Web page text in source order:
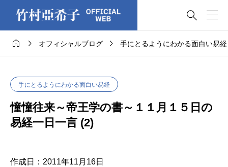

  オフィシャルブログ  手にとるようにわかる面白い易経
手にとるようにわかる面白い易経
憧憧往来～帝王学の書～１１月１５日の
易経一日一言 (2)
作成日：2011年11月16日